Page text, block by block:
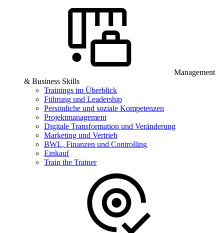
Management
& Business Skills
Trainings im Überblick
Führung und Leadership
Persönliche und soziale Kompetenzen
Projektmanagement
Digitale Transformation und Veränderung
Marketing und Vertrieb
BWL, Finanzen und Controlling
Einkauf
Train the Trainer